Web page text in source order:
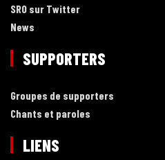
SRO sur Twitter
News
SUPPORTERS
Groupes de supporters
Chants et paroles
LIENS